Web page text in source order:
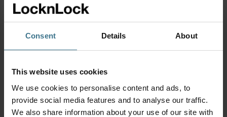
Consent Details About
This website uses cookies
We use cookies to personalise content and ads, to
provide social media features and to analyse our traffic.
We also share information about your use of our site with
Kies een breedte
Hoogte
Kies een hoogte
Vorm